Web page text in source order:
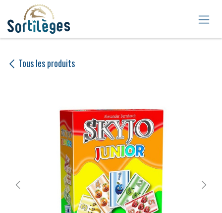
Se rendre au contenu
Tous les produits